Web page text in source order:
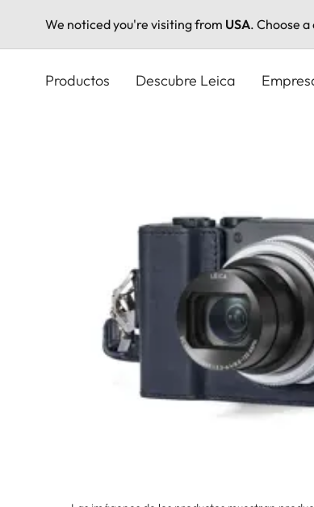
We noticed you're visiting from USA. Choose
Productos Descubre Leica